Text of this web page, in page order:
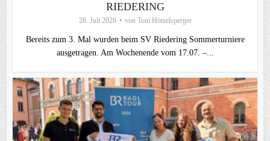
RIEDERING
28. Juli 2026 von Toni Hötzelsperger
Bereits zum 3. Mal wurden beim SV Riedering Sommerturniere
ausgetragen. Am Wochenende vom 17.07. –...